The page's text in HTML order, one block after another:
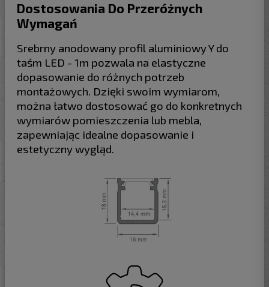
Dostosowania Do Przeróżnych
Wymagań
Srebrny anodowany profil aluminiowy Y do
taśm LED - 1m pozwala na elastyczne
dopasowanie do różnych potrzeb
montażowych. Dzięki swoim wymiarom,
można łatwo dostosować go do konkretnych
wymiarów pomieszczenia lub mebla,
zapewniając idealne dopasowanie i
estetyczny wygląd.